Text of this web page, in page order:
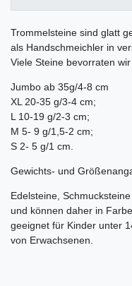
Trommelsteine sind glatt
als Handschmeichler in
Viele Steine bevorraten
Jumbo ab 35g/4-8 cm
XL 20-35 g/3-4 cm;
L 10-19 g/2-3 cm;
M 5- 9 g/1,5-2 cm;
S 2- 5 g/1 cm.
Gewichts- und
Edelsteine,
und können daher in
geeignet für Kinder unter
von Erwachsenen.